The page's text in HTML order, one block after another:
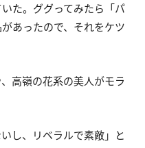
た。ググってみたら「パ
あったので、それをケツ
高嶺の花系の美人がモラ
し、リベラルで素敵」と